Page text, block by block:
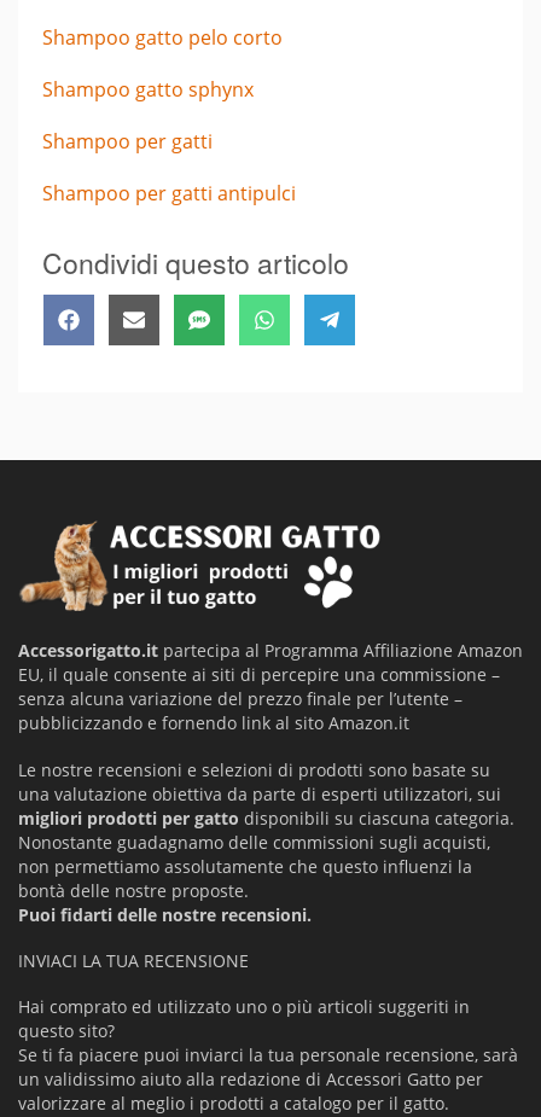
Shampoo gatto pelo corto
Shampoo gatto sphynx
Shampoo per gatti
Shampoo per gatti antipulci
Condividi questo articolo
Share
on
FacebookShare
on
Email Share
on
SMS Share
on
WhatsAppShare
on
Accessorigatto.it partecipa al Programma Affiliazione Amazon
EU, il quale consente ai siti di percepire una commissione –
senza alcuna variazione del prezzo finale per l’utente –
pubblicizzando e fornendo link al sito Amazon.it
Le nostre recensioni e selezioni di prodotti sono basate su
una valutazione obiettiva da parte di esperti utilizzatori, sui
migliori prodotti per gatto disponibili su ciascuna categoria.
Nonostante guadagnamo delle commissioni sugli acquisti,
non permettiamo assolutamente che questo influenzi la
bontà delle nostre proposte.
Puoi fidarti delle nostre recensioni.
INVIACI LA TUA RECENSIONE
Hai comprato ed utilizzato uno o più articoli suggeriti in
questo sito?
Se ti fa piacere puoi inviarci la tua personale recensione, sarà
un validissimo aiuto alla redazione di Accessori Gatto per
valorizzare al meglio i prodotti a catalogo per il gatto.